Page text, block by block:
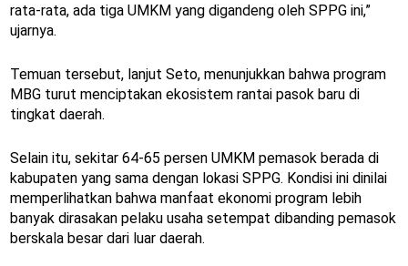
rata-rata, ada tiga UMKM yang digandeng oleh SPPG ini,”
ujarnya.
Temuan tersebut, lanjut Seto, menunjukkan bahwa program
MBG turut menciptakan ekosistem rantai pasok baru di
tingkat daerah.
Selain itu, sekitar 64-65 persen UMKM pemasok berada di
kabupaten yang sama dengan lokasi SPPG. Kondisi ini dinilai
memperlihatkan bahwa manfaat ekonomi program lebih
banyak dirasakan pelaku usaha setempat dibanding pemasok
berskala besar dari luar daerah.